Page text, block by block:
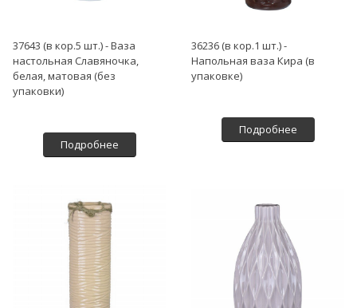
37643 (в кор.5 шт.) - Ваза
настольная Славяночка,
белая, матовая (без
упаковки)
Подробнее
36236 (в кор.1 шт.) -
Напольная ваза Кира (в
упаковке)
Подробнее